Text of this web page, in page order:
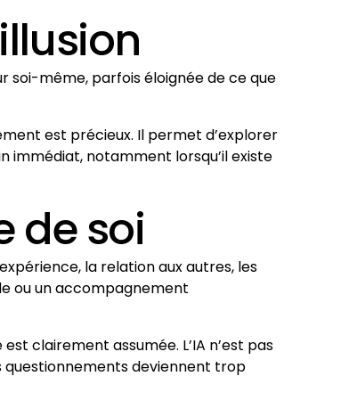
soi-même, parfois éloignée de ce que
est précieux. Il permet d’explorer
immédiat, notamment lorsqu’il existe
de soi
la relation aux autres, les
ou un accompagnement
clairement assumée. L’IA n’est pas
questionnements deviennent trop